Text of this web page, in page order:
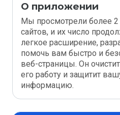
О приложении
Мы просмотрели более
сайтов, и их число
легкое расширение,
помочь вам быстро и
веб-страницы. Он
его работу и защитит
информацию.